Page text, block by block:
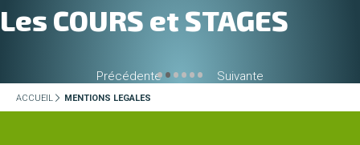
Les COURS et STAGES
Précédente
•••••• Suivante
Administration
du
ACCUEIL MENTIONS LEGALES